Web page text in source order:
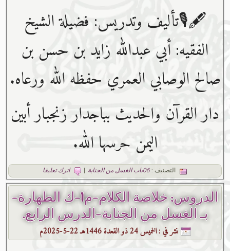
🖋🎙تأليف وتدريس: فضيلة الشيخ
الفقيه: أبي عبدﷲ زايد بن حسن بن
صالح الوصابي العمري حفظه ﷲ ورعاه.
دار القرآن والحديث بباجدار زنجبار أبين
اليمن حرسها الله.
التصنيف :06باب الغسل من الجنابة | اترك تعليقا
الدروس: خلاصة الكلام-م1-ك الطهارة-
بـ الغسل من الجنابة-الدرس الرابع.
نشر في :الخميس 24 ذو القعدة 1446هـ 22-5-2025م